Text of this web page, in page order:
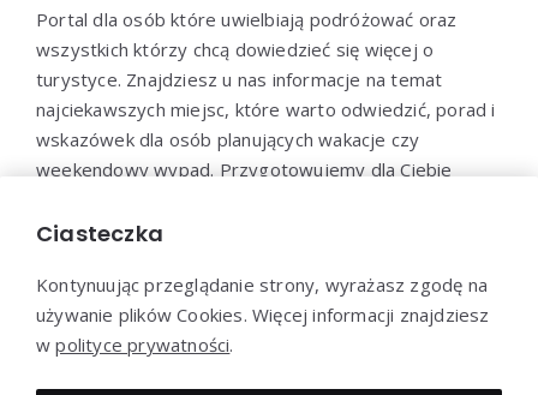
Portal dla osób które uwielbiają podróżować oraz
wszystkich którzy chcą dowiedzieć się więcej o
turystyce. Znajdziesz u nas informacje na temat
najciekawszych miejsc, które warto odwiedzić, porad i
wskazówek dla osób planujących wakacje czy
weekendowy wypad. Przygotowujemy dla Ciebie
miejsc noclegowych, restauracji i innych atrakcji
Ciasteczka
Kontynuując przeglądanie strony, wyrażasz zgodę na
używanie plików Cookies. Więcej informacji znajdziesz
wpolityce prywatności.